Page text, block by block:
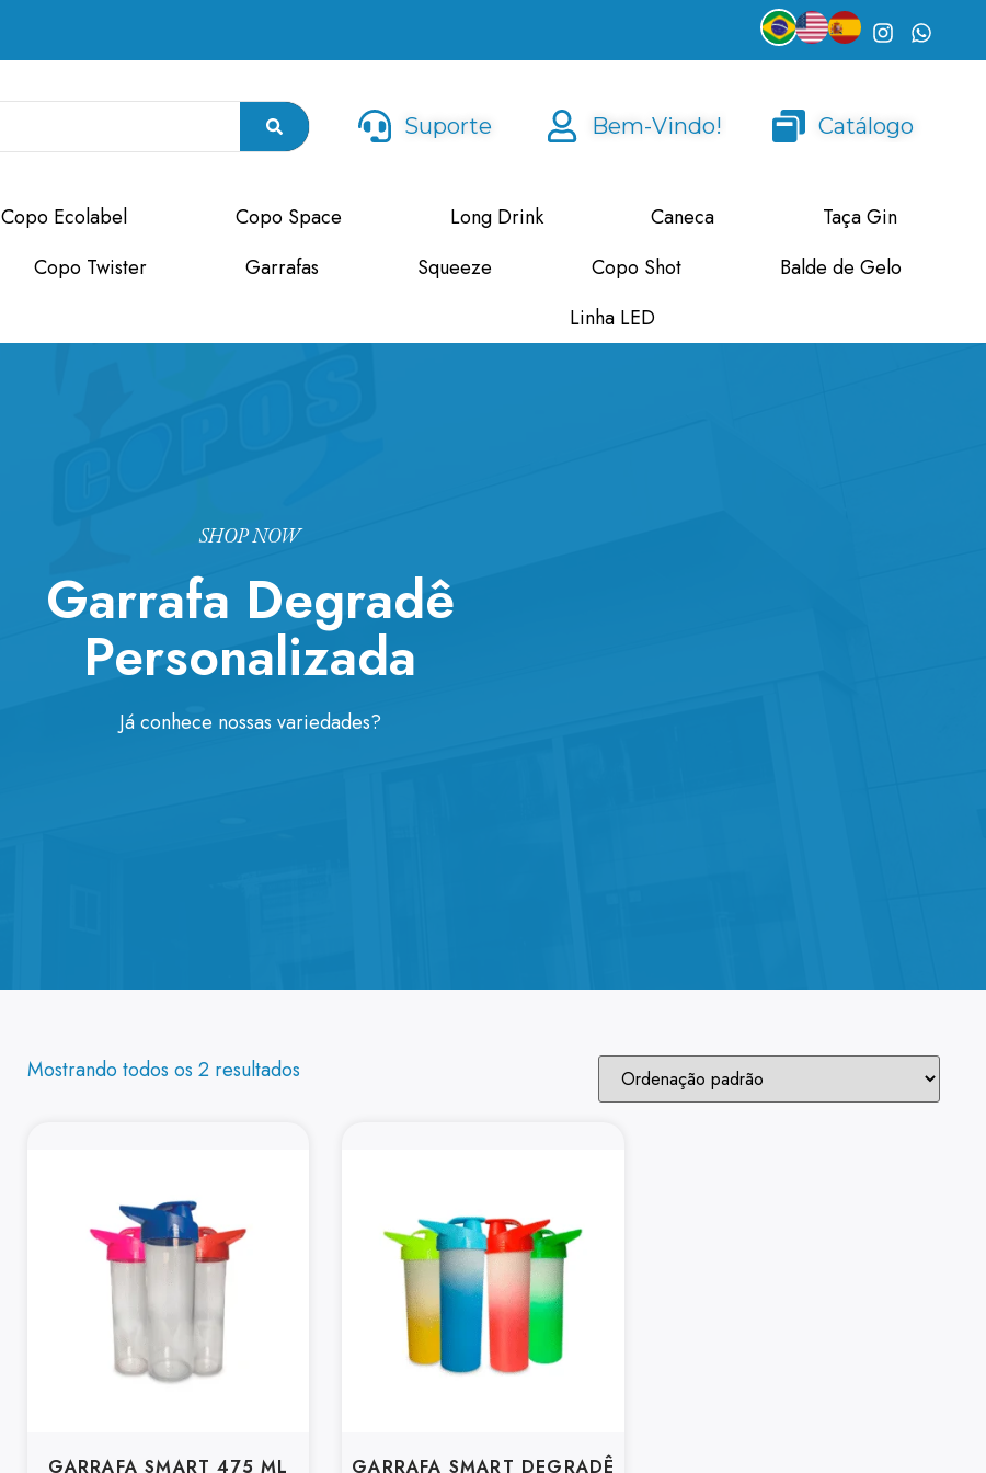
Suporte Bem-Vindo! Catálogo
Copo Ecolabel Copo Space Long Drink Caneca
Taça Gin
Copo Twister Garrafas Squeeze Copo Shot
Balde de Gelo
Linha LED
SHOP NOW
Garrafa Degradê
Personalizada
Já conhece nossas variedades?
Mostrando todos os 2 resultados
GARRAFA SMART 475 ML GARRAFA SMART DEGRADÊ